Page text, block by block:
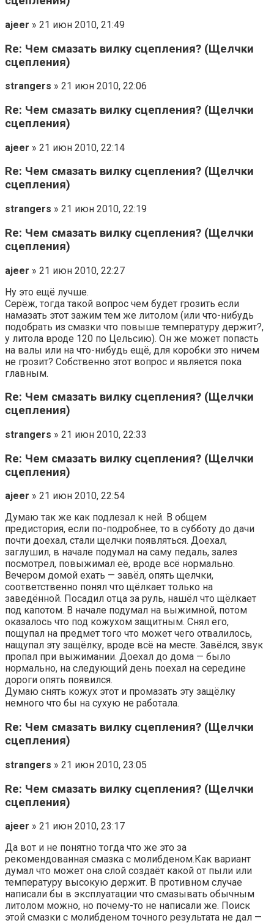
ajeer » 21 июн 2010, 21:49
Re: Чем смазать вилку сцепления? (Щелчки
сцепления)
strangers » 21 июн 2010, 22:06
Re: Чем смазать вилку сцепления? (Щелчки
сцепления)
ajeer » 21 июн 2010, 22:14
Re: Чем смазать вилку сцепления? (Щелчки
сцепления)
strangers » 21 июн 2010, 22:19
Re: Чем смазать вилку сцепления? (Щелчки
сцепления)
ajeer » 21 июн 2010, 22:27
Ну это ещё лучше.
Серёж, тогда такой вопрос чем будет грозить если
намазать этот зажим тем же литолом (или что-нибудь
подобрать из смазки что повыше температуру держит?,
у литола вроде 120 по Цельсию). Он же может попасть
на валы или на что-нибудь ещё, для коробки это ничем
не грозит? Собственно этот вопрос и является пока
главным.
Re: Чем смазать вилку сцепления? (Щелчки
сцепления)
strangers » 21 июн 2010, 22:33
Re: Чем смазать вилку сцепления? (Щелчки
сцепления)
ajeer » 21 июн 2010, 22:54
Думаю так же как подлезал к ней. В общем
предистория, если по-подробнее, то в субботу до дачи
почти доехал, стали щелчки появляться. Доехал,
заглушил, в начале подумал на саму педаль, залез
посмотрел, повыжимал её, вроде всё нормально.
Вечером домой ехать — завёл, опять щелчки,
соответственно понял что щёлкает только на
заведённой. Посадил отца за руль, нашёл что щёлкает
под капотом. В начале подумал на выжимной, потом
оказалось что под кожухом защитным. Снял его,
пощупал на предмет того что может чего отвалилось,
нащупал эту защёлку, вроде всё на месте. Завёлся, звук
пропал при выжимании. Доехал до дома — было
нормально, на следующий день поехал на середине
дороги опять появился.
Думаю снять кожух этот и промазать эту защёлку
немного что бы на сухую не работала.
Re: Чем смазать вилку сцепления? (Щелчки
сцепления)
strangers » 21 июн 2010, 23:05
Re: Чем смазать вилку сцепления? (Щелчки
сцепления)
ajeer » 21 июн 2010, 23:17
Да вот и не понятно тогда что же это за
рекомендованная смазка с молибденом.Как вариант
думал что может она слой создаёт какой от пыли или
температуру высокую держит. В противном случае
написали бы в эксплуатации что смазывать обычным
литолом можно, но почему-то не написали же. Поиск
этой смазки с молибденом точного результата не дал —